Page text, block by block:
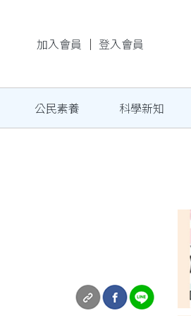
加入會員 ｜ 登入會員
公民素養 科學新知